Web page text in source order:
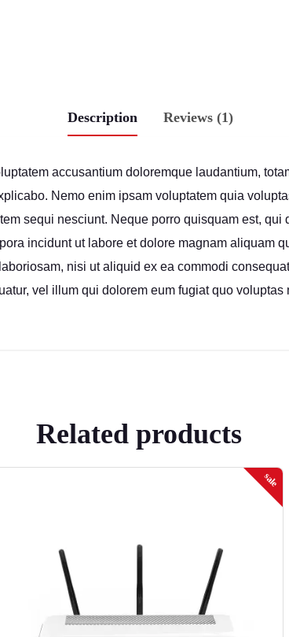
Description Reviews (1)
accusantium doloremque laudantium,
Nemo enim ipsam voluptatem quia
sequi nesciunt. Neque porro quisquam est, qui
incidunt ut labore et dolore magnam aliquam
nisi ut aliquid ex ea commodi
vel illum qui dolorem eum fugiat quo voluptas
Related products
sale